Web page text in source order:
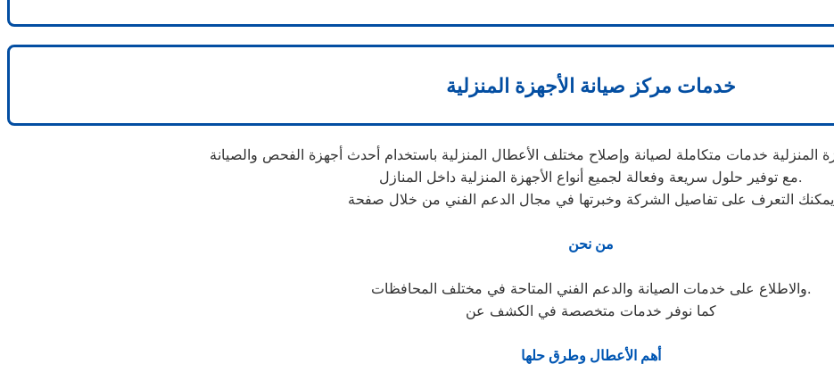
خدمات مركز صيانة الأجهزة المنزلية
مع توفير حلول سريعة وفعالة لجميع أنواع الأجهزة المنزلية داخل المنازل.
يمكنك التعرف على تفاصيل الشركة وخبرتها في مجال الدعم الفني من خلال صفحة
من نحن
والاطلاع على خدمات الصيانة والدعم الفني المتاحة في مختلف المحافظات.
كما نوفر خدمات متخصصة في الكشف عن
أهم الأعطال وطرق حلها